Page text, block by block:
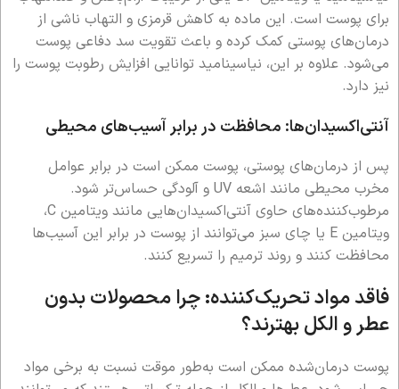
برای پوست است. این ماده به کاهش قرمزی و التهاب ناشی از
درمان‌های پوستی کمک کرده و باعث تقویت سد دفاعی پوست
می‌شود. علاوه بر این، نیاسینامید توانایی افزایش رطوبت پوست را
نیز دارد.
آنتی‌اکسیدان‌ها: محافظت در برابر آسیب‌های محیطی
پس از درمان‌های پوستی، پوست ممکن است در برابر عوامل
مخرب محیطی مانند اشعه UV و آلودگی حساس‌تر شود.
مرطوب‌کننده‌های حاوی آنتی‌اکسیدان‌هایی مانند ویتامین C،
ویتامین E یا چای سبز می‌توانند از پوست در برابر این آسیب‌ها
محافظت کنند و روند ترمیم را تسریع کنند.
فاقد مواد تحریک‌کننده: چرا محصولات بدون
عطر و الکل بهترند؟
پوست درمان‌شده ممکن است به‌طور موقت نسبت به برخی مواد